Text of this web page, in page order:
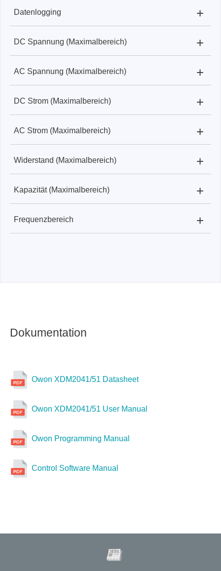
XDM2041: USB, RS-232, SCPI kompatibel
Datenlogging
XDM2041:
intern bis zu 1000 Punkte, Intervall
einstellbar
+
DC Spannung (Maximalbereich)
XDM2041: 1000 V
+
AC Spannung (Maximalbereich)
XDM2041: 750 V
+
DC Strom (Maximalbereich)
XDM2041: 10 A
+
AC Strom (Maximalbereich)
XDM2041: 10 A
+
Widerstand (Maximalbereich)
XDM2041: 50 MΩ
+
Kapazität (Maximalbereich)
XDM2041: 50 mF
+
Frequenzbereich +
Dokumentation
Owon XDM2041/51 Datasheet
Owon XDM2041/51 User Manual
Owon Programming Manual
Control Software Manual